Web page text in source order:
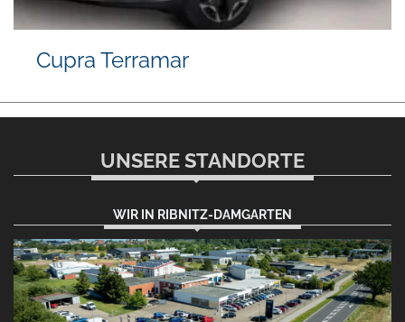
Cupra Terramar
UNSERE STANDORTE
WIR IN RIBNITZ-DAMGARTEN